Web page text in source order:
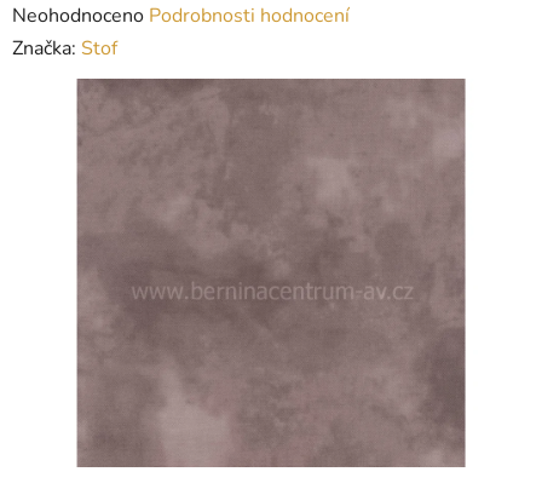
Průměrné
hodnocení
produktu
Neohodnoceno Podrobnosti hodnocení
Značka: Stof